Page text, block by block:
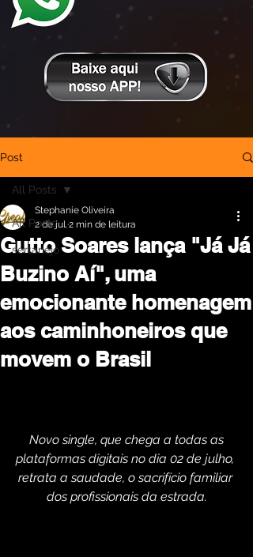
Post
All Posts
sertanejo
All Posts
Gutto Soares lança "Já Já
Buzino Aí", uma
emocionante homenagem
aos caminhoneiros que
movem o Brasil
Stephanie Oliveira
2 de jul.2 min de leitura
Novo single, que chega a todas as
plataformas digitais no dia 02 de julho,
retrata a saudade, o sacrifício familiar
dos profissionais da estrada.